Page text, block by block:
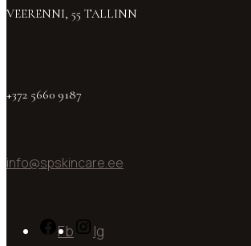
VEERENNI, 55 TALLINN
+372 5660 9187
info@spskincare.ee
Fb Ig